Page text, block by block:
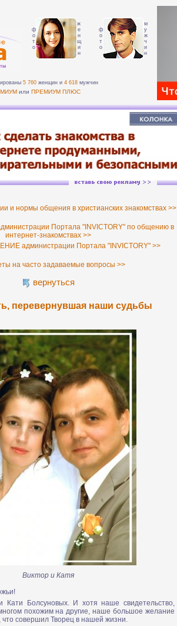
ф
о
т
о
ж
е
н
щ
и
н
ф
о
т
о
м
у
ж
ч
и
н
5 760 женщин и 4 618 мужчин
или ПРЕМИУМ ПЛЮС
и нормы общения в христианских знакомствах >>
Портала "INVICTORY" по общению в
интернет-знакомствах >>
администрации Портала "INVICTORY" >>
на часто задаваемые вопросы >>
вернуться
перевернувшая наши судьбы
Виктор и Катя
Кати Болсуновых. И хотя наше свидетельство,
похожим на другие, наше большое желание
что совершил Творец в нашей жизни.